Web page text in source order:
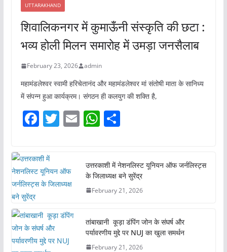
UTTARAKHAND
शिवालिकनगर में कुमाऊँनी संस्कृति की छटा :
भव्य होली मिलन समारोह में उमड़ा जनसैलाब
February 23, 2026 admin
महामंडलेश्वर स्वामी हरिचेतानंद और महामंडलेश्वर मां संतोषी माता के सानिध्य
में संपन्न हुआ कार्यक्रम। संगठन ही कलयुग की शक्ति है,
F
c
e
b
o
k
T
er
E W
s
A
p
p
S
e
उत्तरकाशी में नेशनलिस्ट यूनियन ऑफ जर्नलिस्ट्स
के जिलाध्यक्ष बने सुरेंद्र
February 21, 2026
तांबाखानी कूड़ा डंपिंग जोन के संघर्ष और
पर्यावरणीय मुद्दे पर NUJ का खुला समर्थन
February 21, 2026